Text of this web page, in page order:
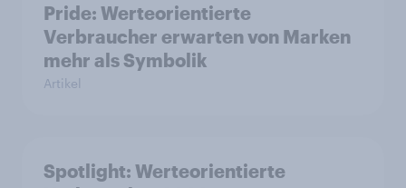
Pride: Werteorientierte
Verbraucher erwarten von Marken
mehr als Symbolik
Artikel
Spotlight: Werteorientierte